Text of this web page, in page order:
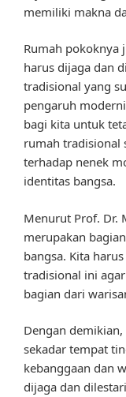
memiliki makna
Rumah pokoknya
harus dijaga dan
tradisional yang
pengaruh
bagi kita untuk
rumah tradisional
terhadap nenek
identitas bangsa.
Menurut Prof. Dr.
merupakan
bangsa. Kita
tradisional ini
bagian dari
Dengan
sekadar tempat
kebanggaan dan
dijaga dan